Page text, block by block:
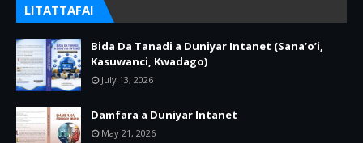
LITATTAFAI
Bida Da Tanadi a Duniyar Intanet (Sana’o’i,
Kasuwanci, Kwadago)
July 13, 2026
Damfara a Duniyar Intanet
May 21, 2026